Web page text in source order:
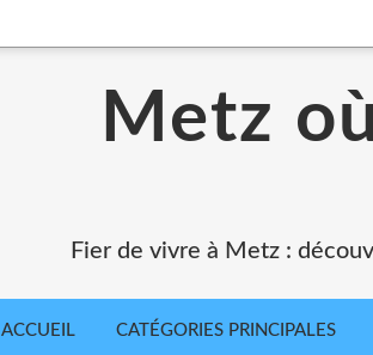
Metz
Fier de vivre à Metz :
ACCUEIL CATÉGORIES PRINCIPALES